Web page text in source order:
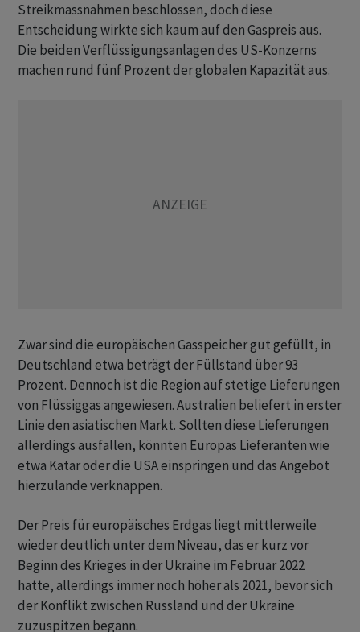
Streikmassnahmen beschlossen, doch diese
Entscheidung wirkte sich kaum auf den Gaspreis aus.
Die beiden Verflüssigungsanlagen des US-Konzerns
machen rund fünf Prozent der globalen Kapazität aus.
Zwar sind die europäischen Gasspeicher gut gefüllt, in
Deutschland etwa beträgt der Füllstand über 93
Prozent. Dennoch ist die Region auf stetige Lieferungen
von Flüssiggas angewiesen. Australien beliefert in erster
Linie den asiatischen Markt. Sollten diese Lieferungen
allerdings ausfallen, könnten Europas Lieferanten wie
etwa Katar oder die USA einspringen und das Angebot
hierzulande verknappen.
Der Preis für europäisches Erdgas liegt mittlerweile
wieder deutlich unter dem Niveau, das er kurz vor
Beginn des Krieges in der Ukraine im Februar 2022
hatte, allerdings immer noch höher als 2021, bevor sich
der Konflikt zwischen Russland und der Ukraine
zuzuspitzen begann.